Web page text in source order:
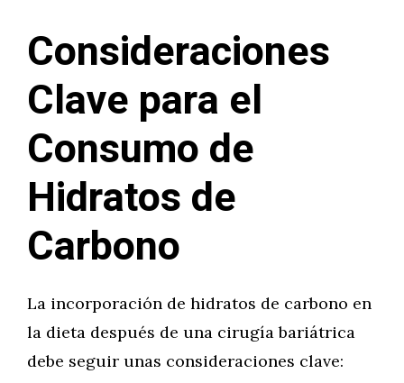
Consideraciones
Clave para el
Consumo de
Hidratos de
Carbono
La incorporación de hidratos de carbono en
la dieta después de una cirugía bariátrica
debe seguir unas consideraciones clave: